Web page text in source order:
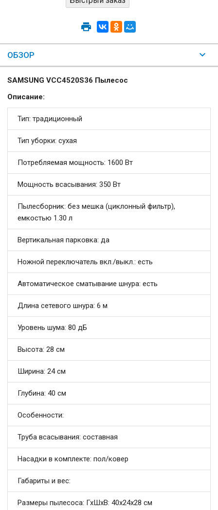
ОБЗОР
SAMSUNG VCC4520S36 Пылесос
Описание:
Тип: традиционный
Тип уборки: сухая
Потребляемая мощность: 1600 Вт
Мощность всасывания: 350 Вт
Пылесборник: без мешка (циклонный фильтр),
емкостью 1.30 л
Вертикальная парковка: да
Ножной переключатель вкл./выкл.: есть
Автоматическое сматывание шнура: есть
Длина сетевого шнура: 6 м
Уровень шума: 80 дБ
Высота: 28 см
Ширина: 24 см
Глубина: 40 см
Особенности:
Труба всасывания: составная
Насадки в комплекте: пол/ковер
Габариты и вес:
Размеры пылесоса: ГхШхВ: 40х24х28 см